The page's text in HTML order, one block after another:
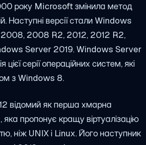
року Microsoft змінила метод
Наступні версії стали Windows
2008 R2, 2012, 2012 R2,
Server 2019. Windows Server
серії операційних систем, які
з Windows 8.
відомий як перша хмарна
пропонує кращу віртуалізацію
ніж UNIX і Linux. Його наступник